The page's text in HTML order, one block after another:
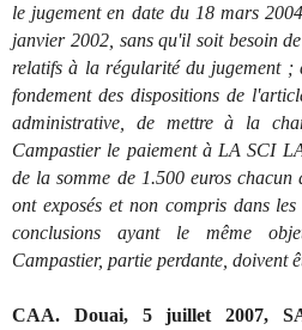
le jugement en date du 18 mars
janvier 2002, sans qu'il soit besoin
relatifs à la régularité du jugement
fondement des dispositions de
administrative, de mettre à la
Campastier le paiement à LA SCI
de la somme de 1.500 euros
ont exposés et non compris dans
conclusions ayant le même
Campastier, partie perdante, doivent
CAA. Douai, 5 juillet 2007,